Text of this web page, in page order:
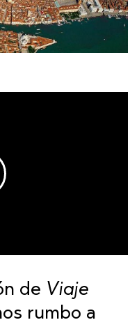
de Viaje
rumbo a